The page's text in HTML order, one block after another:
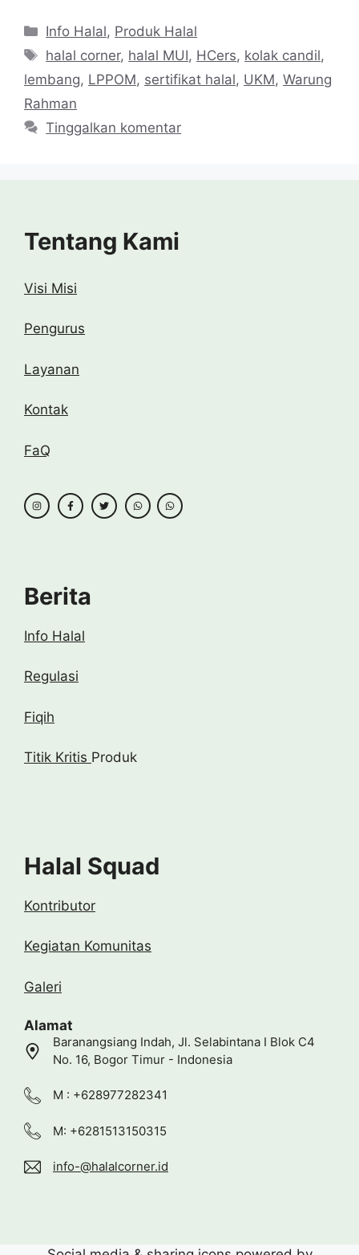
Kategori
Info Halal, Produk Halal
Tag
halal corner, halal MUI, HCers, kolak candil,
lembang, LPPOM, sertifikat halal, UKM, Warung
Rahman
Tinggalkan komentar
Tentang Kami
Visi Misi
Pengurus
Layanan
Kontak
FaQ
Berita
Info Halal
Regulasi
Fiqih
Titik Kritis Produk
Halal Squad
Kontributor
Kegiatan Komunitas
Galeri
Alamat
Baranangsiang Indah, Jl. Selabintana I Blok C4
No. 16, Bogor Timur - Indonesia
M : +628977282341
M: +6281513150315
info-@halalcorner.id